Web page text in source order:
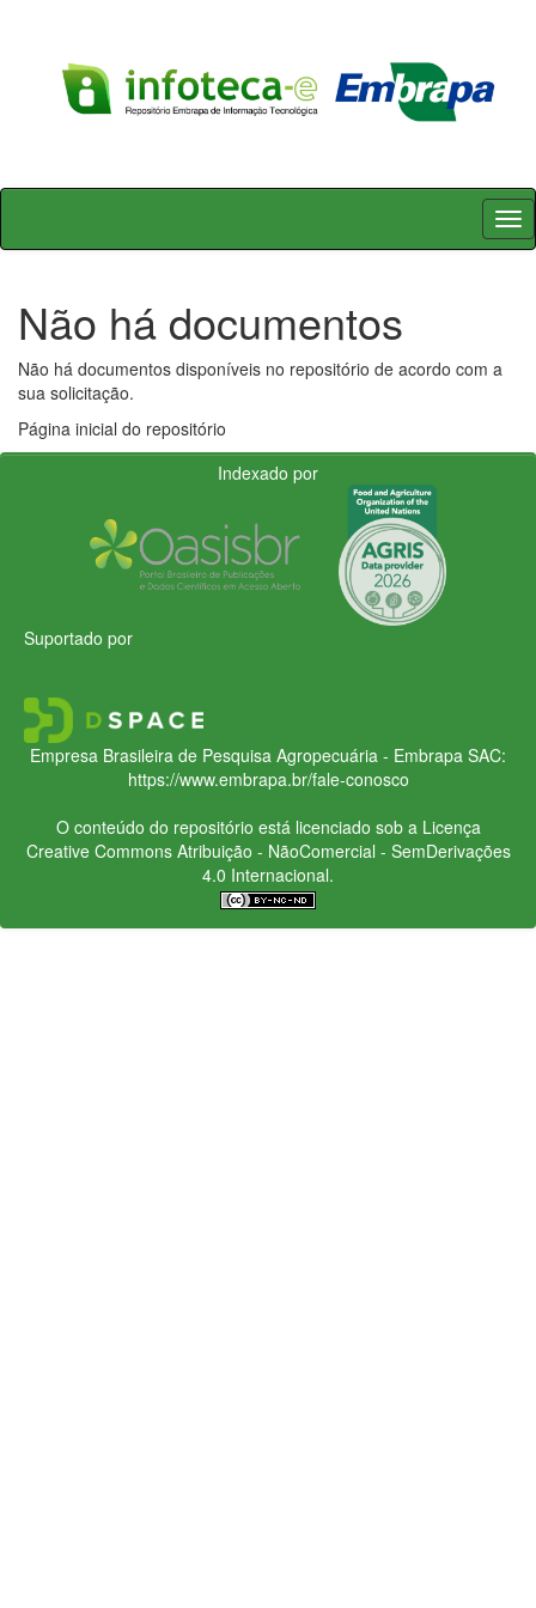
Skip
Não há documentos
Não há documentos disponíveis no repositório de acordo com a
sua solicitação.
Página inicial do repositório
Indexado por
Suportado por
Empresa Brasileira de Pesquisa Agropecuária - Embrapa SAC:
https://www.embrapa.br/fale-conosco
O conteúdo do repositório está licenciado sob a Licença
Creative CommonsAtribuição - NãoComercial - SemDerivações
4.0 Internacional.